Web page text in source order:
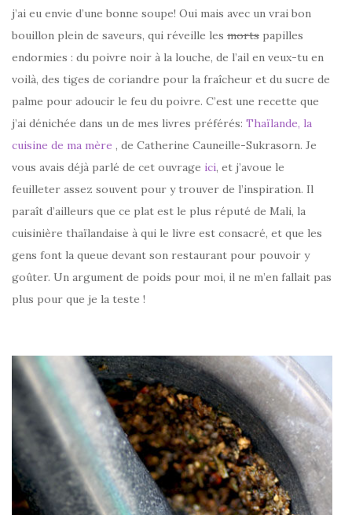
j’ai eu envie d’une bonne soupe! Oui mais avec un vrai bon
bouillon plein de saveurs, qui réveille les morts papilles
endormies : du poivre noir à la louche, de l’ail en veux-tu en
voilà, des tiges de coriandre pour la fraîcheur et du sucre de
palme pour adoucir le feu du poivre. C’est une recette que
j’ai dénichée dans un de mes livres préférés: Thaïlande, la
cuisine de ma mère , de Catherine Cauneille-Sukrasorn. Je
vous avais déjà parlé de cet ouvrage ici, et j’avoue le
feuilleter assez souvent pour y trouver de l’inspiration. Il
paraît d’ailleurs que ce plat est le plus réputé de Mali, la
cuisinière thaïlandaise à qui le livre est consacré, et que les
gens font la queue devant son restaurant pour pouvoir y
goûter. Un argument de poids pour moi, il ne m’en fallait pas
plus pour que je la teste !